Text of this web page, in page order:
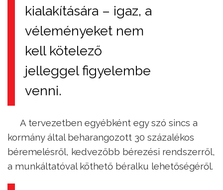
kialakítására – igaz, a
véleményeket nem
kell kötelező
jelleggel figyelembe
venni.
A tervezetben egyébként egy szó sincs a
kormány által beharangozott 30 százalékos
béremelésről, kedvezőbb bérezési rendszerről,
a munkáltatóval köthető béralku lehetőségéről.